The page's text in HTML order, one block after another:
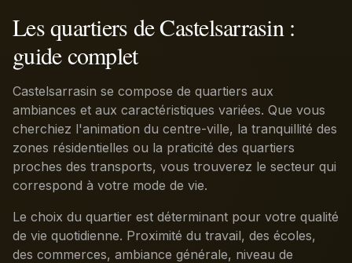
Les quartiers de Castelsarrasin :
guide complet
Castelsarrasin se compose de quartiers aux
ambiances et aux caractéristiques variées. Que vous
cherchiez l'animation du centre-ville, la tranquillité des
zones résidentielles ou la praticité des quartiers
proches des transports, vous trouverez le secteur qui
correspond à votre mode de vie.
Le choix du quartier est déterminant pour votre qualité
de vie quotidienne. Proximité du travail, des écoles,
des commerces, ambiance générale, niveau de